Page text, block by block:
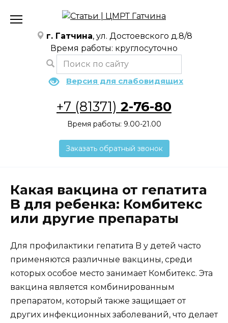
содержанию
г. Гатчина, ул. Достоевского д.8/8
Время работы: круглосуточно
Версия для слабовидящих
+7 (81371) 2-76-80
Время работы: 9.00-21.00
Заказать обратный звонок
Какая вакцина от гепатита
B для ребенка: Комбитекс
или другие препараты
Для профилактики гепатита B у детей часто
применяются различные вакцины, среди
которых особое место занимает Комбитекс. Эта
вакцина является комбинированным
препаратом, который также защищает от
других инфекционных заболеваний, что делает